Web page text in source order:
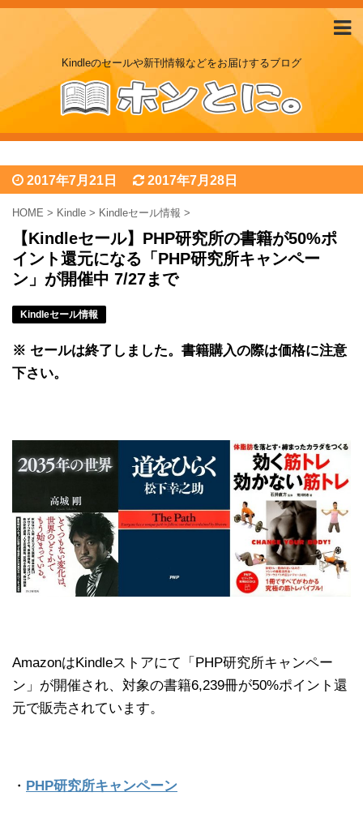
Kindleのセールや新刊情報などをお届けするブログ
2017年7月21日 2017年7月28日
HOME > Kindle > Kindleセール情報 >
【Kindleセール】PHP研究所の書籍が50%ポ
イント還元になる「PHP研究所キャンペー
ン」が開催中 7/27まで
Kindleセール情報
※ セールは終了しました。書籍購入の際は価格に注意
下さい。
AmazonはKindleストアにて「PHP研究所キャンペー
ン」が開催され、対象の書籍6,239冊が50%ポイント還
元で販売されています。
・ PHP研究所キャンペーン